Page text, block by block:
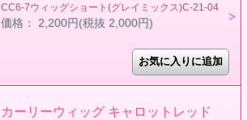
CC6-7ウィッグショート(グレイミックス)C-21-04
価格： 2,200円(税抜 2,000円)
カーリーウィッグ キャロットレッド